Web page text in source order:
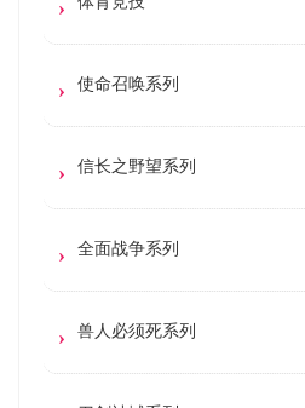
使命召唤系列
信长之野望系列
全面战争系列
兽人必须死系列